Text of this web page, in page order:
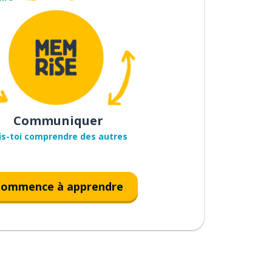
Communiquer
toi comprendre des autres
à apprendre